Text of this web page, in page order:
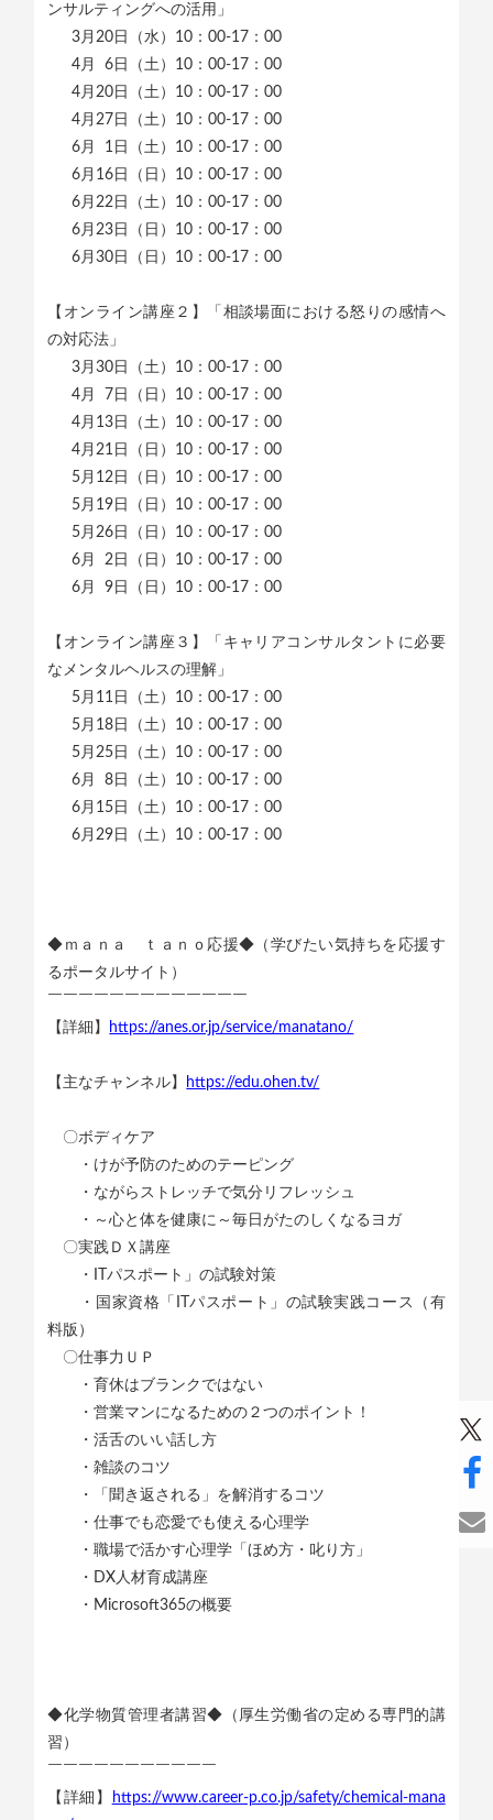
ンサルティングへの活用」
3月20日（水）10：00-17：00
4月 6日（土）10：00-17：00
4月20日（土）10：00-17：00
4月27日（土）10：00-17：00
6月 1日（土）10：00-17：00
6月16日（日）10：00-17：00
6月22日（土）10：00-17：00
6月23日（日）10：00-17：00
6月30日（日）10：00-17：00
【オンライン講座２】「相談場面における怒りの感情へ
の対応法」
3月30日（土）10：00-17：00
4月 7日（日）10：00-17：00
4月13日（土）10：00-17：00
4月21日（日）10：00-17：00
5月12日（日）10：00-17：00
5月19日（日）10：00-17：00
5月26日（日）10：00-17：00
6月 2日（日）10：00-17：00
6月 9日（日）10：00-17：00
【オンライン講座３】「キャリアコンサルタントに必要
なメンタルヘルスの理解」
5月11日（土）10：00-17：00
5月18日（土）10：00-17：00
5月25日（土）10：00-17：00
6月 8日（土）10：00-17：00
6月15日（土）10：00-17：00
6月29日（土）10：00-17：00
◆ｍａｎａ ｔａｎｏ応援◆（学びたい気持ちを応援す
るポータルサイト）
￣￣￣￣￣￣￣￣￣￣￣￣￣
【詳細】
https://anes.or.jp/service/manatano/
【主なチャンネル】 https://edu.ohen.tv/
〇ボディケア
・けが予防のためのテーピング
・ながらストレッチで気分リフレッシュ
・～心と体を健康に～毎日がたのしくなるヨガ
〇実践ＤＸ講座
・ITパスポート」の試験対策
・国家資格「ITパスポート」の試験実践コース（有
料版）
〇仕事力ＵＰ
・育休はブランクではない
・営業マンになるための２つのポイント！
・活舌のいい話し方
・雑談のコツ
・「聞き返される」を解消するコツ
・仕事でも恋愛でも使える心理学
・職場で活かす心理学「ほめ方・叱り方」
・DX人材育成講座
・Microsoft365の概要
◆化学物質管理者講習◆（厚生労働省の定める専門的講
習）
￣￣￣￣￣￣￣￣￣￣￣
【詳細】
https://www.career-p.co.jp/safety/chemical-mana